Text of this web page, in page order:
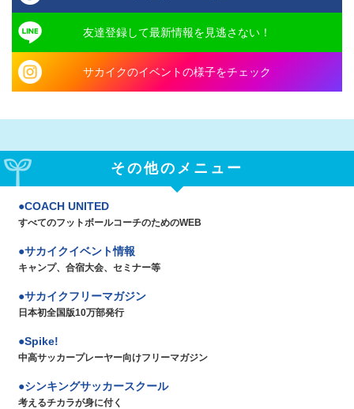
友達登録して最新情報を見逃さない！
サカイクのイベントの様子をチェック
その他のメニュー
COACH UNITED
すべてのフットボールコーチのためのWEB
サカイクイベント情報
キャンプ、合宿大会、セミナー等
サカイクフリーマガジン
日本初全国版10万部発行
Spike!
中高サッカープレーヤー向けフリーマガジン
シンキングサッカースクール
考えるチカラが身に付く